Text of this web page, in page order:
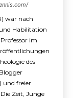
war nach
Habilitation
im
des
und freier
Zeit, Junge